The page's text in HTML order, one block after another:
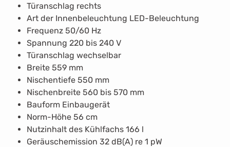
Türanschlag rechts
Art der Innenbeleuchtung LED-Beleuchtung
Frequenz 50/60 Hz
Spannung 220 bis 240 V
Türanschlag wechselbar
Breite 559 mm
Nischentiefe 550 mm
Nischenbreite 560 bis 570 mm
Bauform Einbaugerät
Norm-Höhe 56 cm
Nutzinhalt des Kühlfachs 166 l
Geräuschemission 32 dB(A) re 1 pW